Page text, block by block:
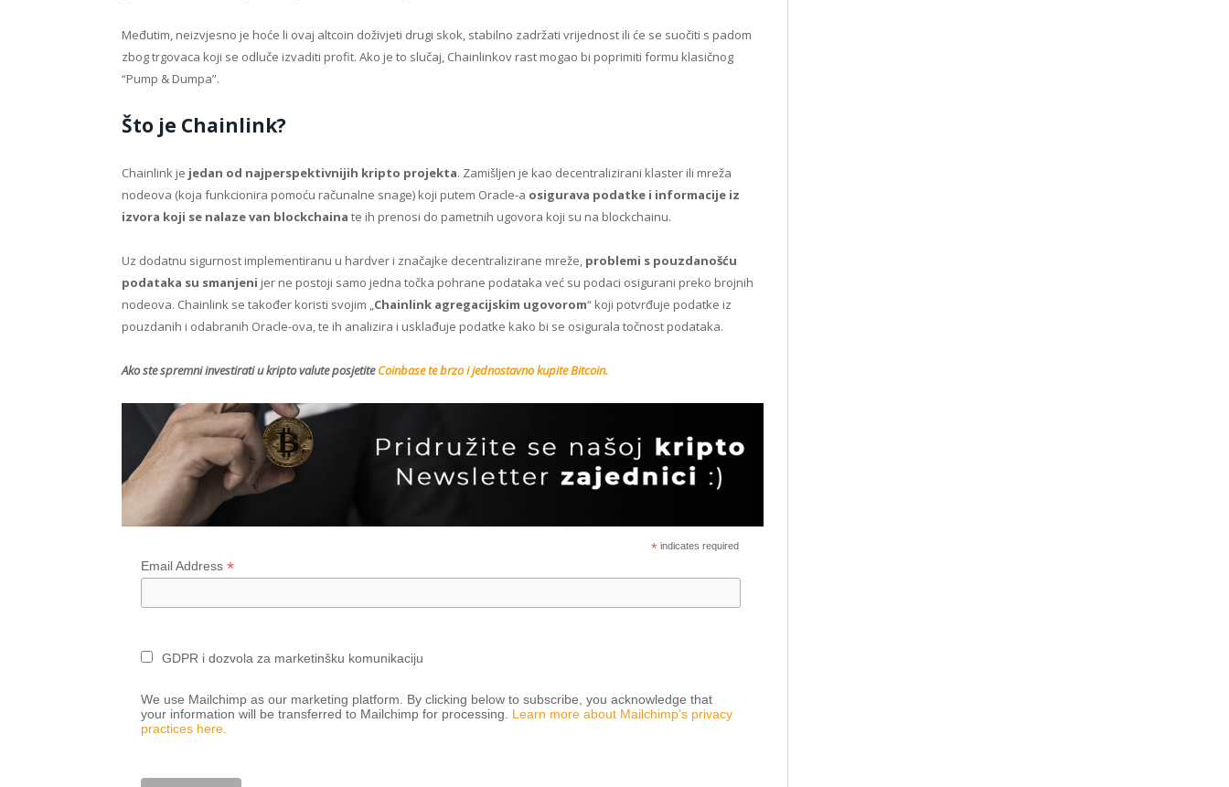
Međutim, neizvjesno je hoće li ovaj altcoin doživjeti drugi skok, stabilno zadržati vrijednost ili će se suočiti s padom
zbog trgovaca koji se odluče izvaditi profit. Ako je to slučaj, Chainlinkov rast mogao bi poprimiti formu klasičnog
“Pump & Dumpa”.
Što je Chainlink?
Chainlink je jedan od najperspektivnijih kripto projekta. Zamišljen je kao decentralizirani klaster ili mreža
nodeova (koja funkcionira pomoću računalne snage) koji putem Oracle-a osigurava podatke i informacije iz
izvora koji se nalaze van blockchaina te ih prenosi do pametnih ugovora koji su na blockchainu.
Uz dodatnu sigurnost implementiranu u hardver i značajke decentralizirane mreže, problemi s pouzdanošću
podataka su smanjeni jer ne postoji samo jedna točka pohrane podataka već su podaci osigurani preko brojnih
nodeova. Chainlink se također koristi svojim „Chainlink agregacijskim ugovorom“ koji potvrđuje podatke iz
pouzdanih i odabranih Oracle-ova, te ih analizira i usklađuje podatke kako bi se osigurala točnost podataka.
Ako ste spremni investirati u kripto valute posjetiteCoinbase te brzo i jednostavno kupite Bitcoin.
*indicates required
Email Address*
GDPR i dozvola za marketinšku komunikaciju
We use Mailchimp as our marketing platform. By clicking below to subscribe, you acknowledge that
your information will be transferred to Mailchimp for processing. Learn more about Mailchimp’s privacy
practices here.